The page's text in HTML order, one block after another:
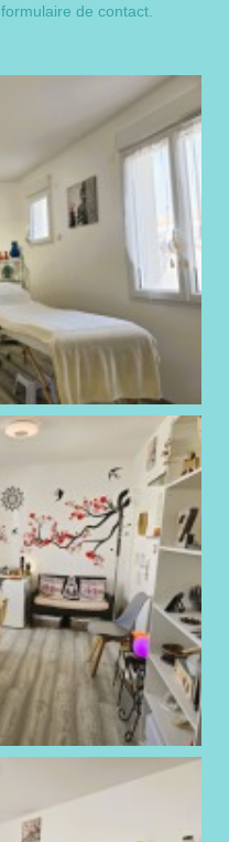
formulaire de contact